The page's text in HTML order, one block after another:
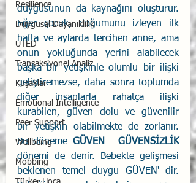
Resilience
Duygusal Dayanıklılık
UTED
Transaksiyonel Analiz
Kuşaklar
Emotional Intelligence
Peer Support
Wellbeing
Mobbing
duygusunun da kaynağını oluşturur.
Eğer çocuk, doğumunu izleyen ilk
hafta ve aylarda tercihen anne, ama
onun yokluğunda yerini alabilecek
başka bir yetişkinle olumlu bir ilişki
geliştiremezse, daha sonra toplumda
diğer insanlarla rahatça ilişki
kurabilen, güven dolu ve güvenilir
bir yetişkin olabilmekte de zorlanır.
Bu döneme GÜVEN - GÜVENSİZLİK
dönemi de denir. Bebekte gelişmesi
beklenen temel duygu GÜVEN' dir.